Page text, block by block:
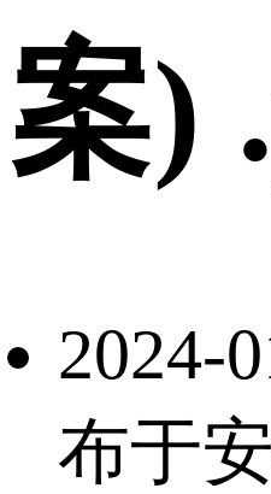
案)
2024-
布于